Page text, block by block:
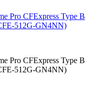
Pro CFExpress Type B
512G-GN4NN)
Pro CFExpress Type B
512G-GN4NN)